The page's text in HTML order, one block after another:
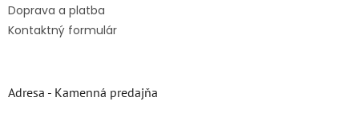
Doprava a platba
Kontaktný formulár
Adresa - Kamenná predajňa